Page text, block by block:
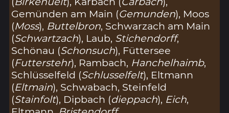
Gemünden am Main (Gemunden), Moos
(Moss), Buttelbron, Schwarzach am Main
(Schwartzach), Laub, Stichendorff,
Schönau (Schonsuch), Füttersee
(Futterstehr), Rambach, Hanchelhaimb,
Schlüsselfeld (Schlusselfelt), Eltmann
(Eltmain), Schwabach, Steinfeld
(Stainfolt), Dipbach (dieppach), Eich,